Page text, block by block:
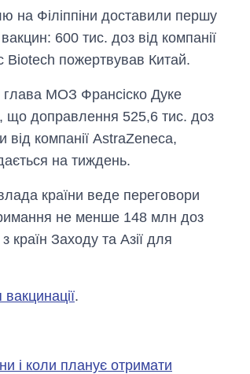
на Філіппіни доставили першу
600 тис. доз від компанії
Biotech пожертвував Китай.
глава МОЗ Франсіско Дуке
що доправлення 525,6 тис. доз
від компанії AstraZeneca,
на тиждень.
країни веде переговори
не менше 148 млн доз
країн Заходу та Азії для
.
і коли планує отримати
Як зросли тарифи
на холодну воду у
містах України на